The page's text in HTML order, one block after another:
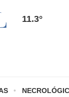
11.3°